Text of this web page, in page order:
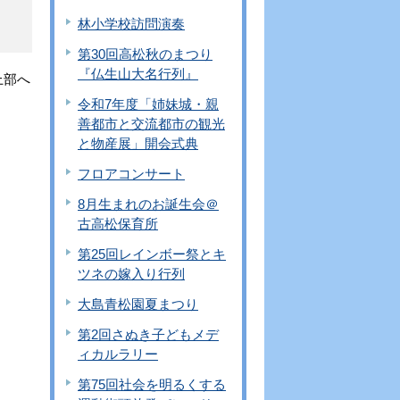
部へ
林小学校訪問演奏
第30回高松秋のまつり
『仏生山大名行列』
令和7年度「姉妹城・親
善都市と交流都市の観光
と物産展」開会式典
フロアコンサート
8月生まれのお誕生会＠
古高松保育所
第25回レインボー祭とキ
ツネの嫁入り行列
大島青松園夏まつり
第2回さぬき子どもメデ
ィカルラリー
第75回社会を明るくする